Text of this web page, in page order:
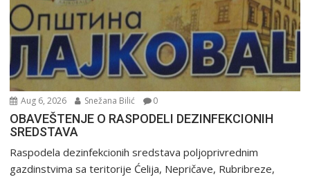
Aug 6, 2026 Snežana Bilić 0
OBAVEŠTENJE O RASPODELI DEZINFEKCIONIH
SREDSTAVA
Raspodela dezinfekcionih sredstava poljoprivrednim
gazdinstvima sa teritorije Ćelija, Nepričave, Rubribreze,